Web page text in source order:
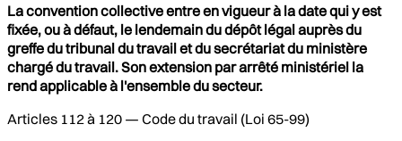
La convention collective entre en vigueur à la date qui y est
fixée, ou à défaut, le lendemain du dépôt légal auprès du
greffe du tribunal du travail et du secrétariat du ministère
chargé du travail. Son extension par arrêté ministériel la
rend applicable à l'ensemble du secteur.
Articles 112 à 120 — Code du travail (Loi 65-99)